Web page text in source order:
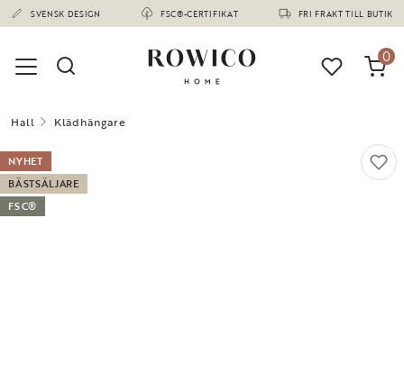
SVENSK DESIGN FSC®-CERTIFIKAT FRI FRAKT TILL BUTIK
(1673)
0
Hall Klädhängare
NYHET
BÄSTSÄLJARE
FSC®